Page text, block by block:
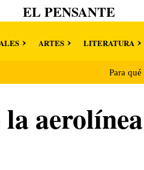
EL PENSANTE
ARTES LITERATURA
Para
aerolínea